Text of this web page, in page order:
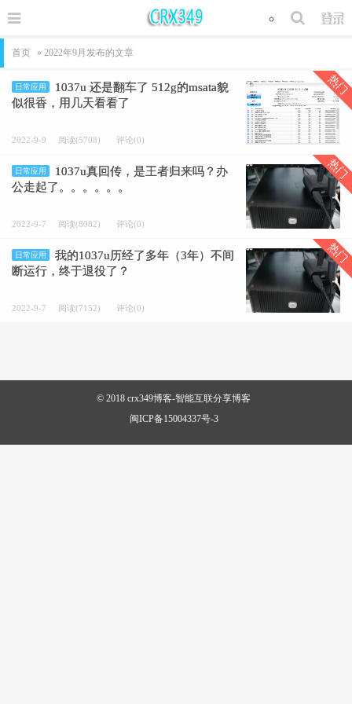
首页 » 2022年9月发布的文章
日常应用
1037u 还是翻车了 512g的msata貌
似很香，用几天看看了
2022-9-9 阅读(5708) 评论(0)
热门
日常应用
1037u真回传，是王者归来吗？办
公走起了。。。。。。
2022-9-7 阅读(8082) 评论(0)
热门
日常应用
我的1037u历经了多年（3年）不间
断运行，终于退役了？
2022-9-7 阅读(7152) 评论(0)
热门
© 2018 crx349博客-智能互联分享博客
闽ICP备15004337号-3